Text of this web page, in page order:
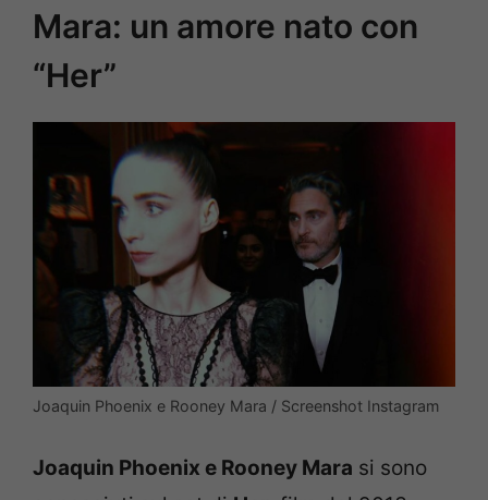
Mara: un amore nato con
“Her”
Joaquin Phoenix e Rooney Mara / Screenshot Instagram
Joaquin Phoenix e Rooney Mara si sono